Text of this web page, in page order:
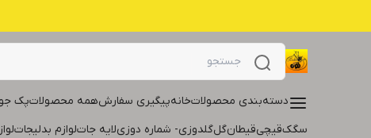
دسته‌بندی محصولاتخانهپیگیری سفارشهمه محصولاتپک
سگکقیچیقیطانگلگلدوزی- شماره دوزیلایه جاتلوازم بدلیجات